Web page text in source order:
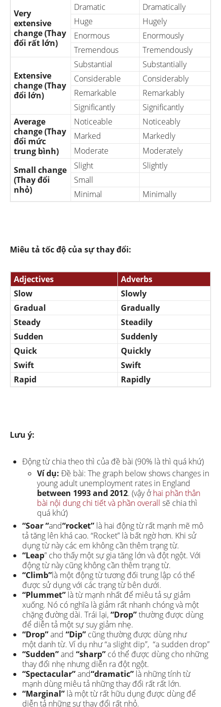
Very
extensive
change (Thay
đổi rất lớn)
Dramatic
Dramatically
Huge
Hugely
Enormous
Enormously
Tremendous
Tremendously
Extensive
change (Thay
đổi lớn)
Substantial
Substantially
Considerable
Considerably
Remarkable
Remarkably
Significantly
Significantly
Average
change (Thay
đổi mức
trung bình)
Noticeable
Noticeably
Marked
Markedly
Moderate
Moderately
Small change
(Thay đổi
nhỏ)
Slight
Slightly
Small
Minimal
Minimally
Miêu tả tốc độ của sự thay đổi:
Adjectives
Adverbs
Slow
Slowly
Gradual
Gradually
Steady
Steadily
Sudden
Suddenly
Quick
Quickly
Swift
Swift
Rapid
Rapidly
Lưu ý:
Động từ chia theo thì của đề bài (90% là thì quá khứ)
Ví dụ: Đề bài: The graph below shows changes in
young adult unemployment rates in England
between 1993 and 2012. (vậy ởhai phần thân
bài nội dung chi tiết và phần overall sẽ chia thì
quá khứ)
“Soar “and“rocket” là hai động từ rất mạnh mẽ mô
tả tăng lên khá cao. “Rocket” là bất ngờ hơn. Khi sử
dụng từ này các em không cần thêm trạng từ.
“Leap” cho thấy một sự gia tăng lớn và đột ngột. Với
động từ này cũng không cần thêm trạng từ.
“Climb”là một động từ tương đối trung lập có thể
được sử dụng với các trạng từ bên dưới.
“Plummet” là từ mạnh nhất để miêu tả sự giảm
xuống. Nó có nghĩa là giảm rất nhanh chóng và một
chặng đường dài. Trái lại,“Drop”thường được dùng
để diễn tả một sự suy giảm nhẹ.
“Drop”and “Dip” cũng thường được dùng như
một danh từ. Ví dụ như “a slight dip”, “a sudden drop”
“Sudden”and “sharp” có thể được dùng cho những
thay đổi nhẹ nhưng diễn ra đột ngột.
“Spectacular”and“dramatic” là những tính từ
mạnh dùng miêu tả những thay đổi rất rất lớn.
“Marginal” là một từ rất hữu dụng được dùng để
diễn tả những sự thay đổi rất nhỏ.